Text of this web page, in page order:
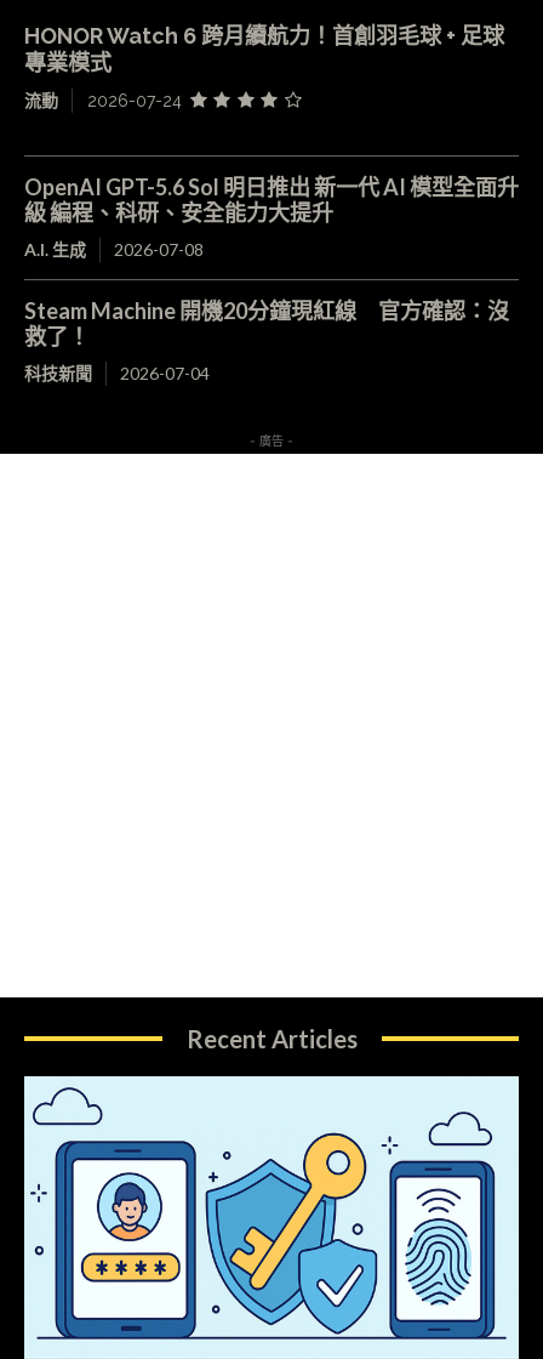
HONOR Watch 6 跨月續航力！首創羽毛球 + 足球
專業模式
流動 2026-07-24
OpenAI GPT-5.6 Sol 明日推出 新一代 AI 模型全面升
級 編程、科研、安全能力大提升
A.I. 生成 2026-07-08
Steam Machine 開機20分鐘現紅線 官方確認：沒
救了！
科技新聞 2026-07-04
- 廣告 -
Recent Articles